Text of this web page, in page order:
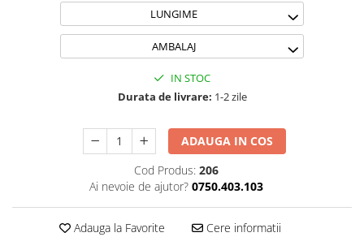
Coliere Transparente Diverse
LĂNȚIȘOARE ARGINT
Lănțișoare cu Inimioare
Lănțișoare cu Semilună
Lănțișoare cu Animale
Lănțișoare cu Pietre Naturale
LUNGIME
AMBALAJ
IN STOC
Durata de livrare: 1-2 zile
ADAUGA IN COS
Cod Produs: 206
Ai nevoie de ajutor? 0750.403.103
Adauga la Favorite Cere informatii